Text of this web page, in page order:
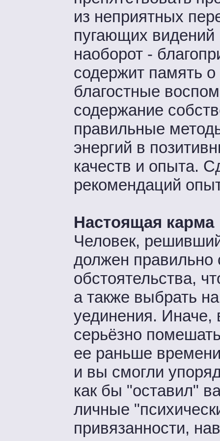
из неприятных
пугающих
наоборот -
содержит память
благостные
содержание
правильные
энергий в
качеств и опыта.
рекомендаций
Настоящая карма
Человек,
должен
обстоятельства,
а также выбрать
уединения. Иначе,
серьёзно
ее раньше
и вы смогли
как бы "оставил"
личные
привязанности,